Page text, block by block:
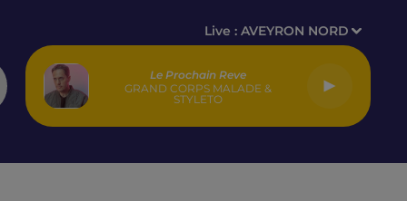
Live :AVEYRON NORD
Le Prochain Reve
GRAND CORPS MALADE &
STYLETO